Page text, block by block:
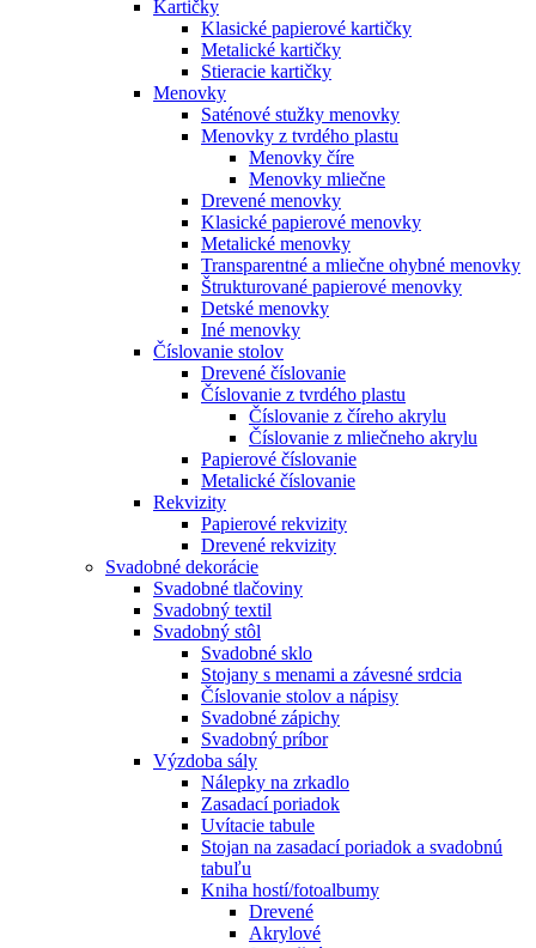
Kartičky
Klasické papierové kartičky
Metalické kartičky
Stieracie kartičky
Menovky
Saténové stužky menovky
Menovky z tvrdého plastu
Menovky číre
Menovky mliečne
Drevené menovky
Klasické papierové menovky
Metalické menovky
Transparentné a mliečne ohybné menovky
Štrukturované papierové menovky
Detské menovky
Iné menovky
Číslovanie stolov
Drevené číslovanie
Číslovanie z tvrdého plastu
Číslovanie z číreho akrylu
Číslovanie z mliečneho akrylu
Papierové číslovanie
Metalické číslovanie
Rekvizity
Papierové rekvizity
Drevené rekvizity
Svadobné dekorácie
Svadobné tlačoviny
Svadobný textil
Svadobný stôl
Svadobné sklo
Stojany s menami a závesné srdcia
Číslovanie stolov a nápisy
Svadobné zápichy
Svadobný príbor
Výzdoba sály
Nálepky na zrkadlo
Zasadací poriadok
Uvítacie tabule
Stojan na zasadací poriadok a svadobnú
tabuľu
Kniha hostí/fotoalbumy
Drevené
Akrylové